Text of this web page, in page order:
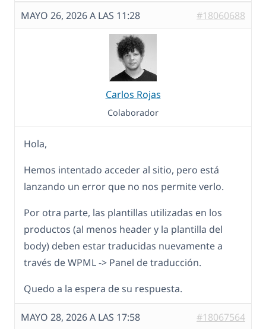
MAYO 26, 2026 A LAS 11:28 #18060688
Carlos Rojas
Colaborador
Hola,
Hemos intentado acceder al sitio, pero está
lanzando un error que no nos permite verlo.
Por otra parte, las plantillas utilizadas en los
productos (al menos header y la plantilla del
body) deben estar traducidas nuevamente a
través de WPML -> Panel de traducción.
Quedo a la espera de su respuesta.
MAYO 28, 2026 A LAS 17:58 #18067564